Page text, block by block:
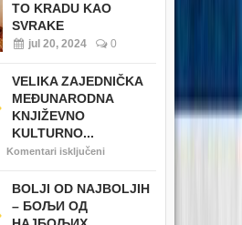
TO KRADU KAO
SVRAKE
jul 20, 2024 0
VELIKA ZAJEDNIČKA
MEĐUNARODNA
KNJIŽEVNO
KULTURNO...
Komentari isključeni
BOLJI OD NAJBOLJIH
– БОЉИ ОД